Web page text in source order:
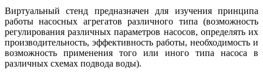
Виртуальный стенд предназначен для изучения принципа
работы насосных агрегатов различного типа (возможность
регулирования различных параметров насосов, определять их
производительность, эффективность работы, необходимость и
возможность применения того или иного типа насоса в
различных схемах подвода воды).